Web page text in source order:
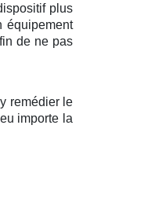
plus
équipement
de ne pas
remédier le
importe la